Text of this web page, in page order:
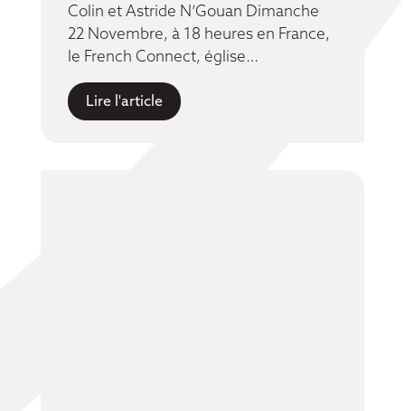
Colin et Astride N’Gouan Dimanche
22 Novembre, à 18 heures en France,
le French Connect, église…
Lire l'article